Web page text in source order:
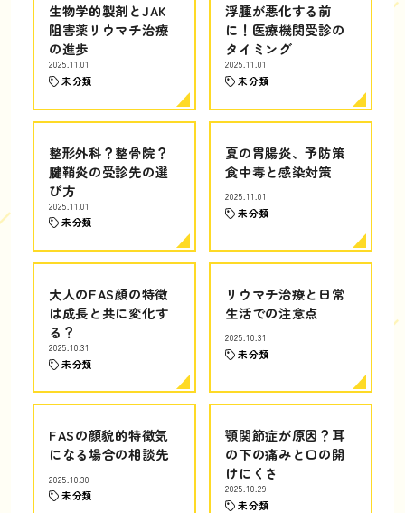
生物学的製剤とJAK
阻害薬リウマチ治療
の進歩
2025.11.01
未分類
浮腫が悪化する前
に！医療機関受診の
タイミング
2025.11.01
未分類
整形外科？整骨院？
腱鞘炎の受診先の選
び方
2025.11.01
未分類
夏の胃腸炎、予防策
食中毒と感染対策
2025.11.01
未分類
大人のFAS顔の特徴
は成長と共に変化す
る？
2025.10.31
未分類
リウマチ治療と日常
生活での注意点
2025.10.31
未分類
FASの顔貌的特徴気
になる場合の相談先
2025.10.30
未分類
顎関節症が原因？耳
の下の痛みと口の開
けにくさ
2025.10.29
未分類